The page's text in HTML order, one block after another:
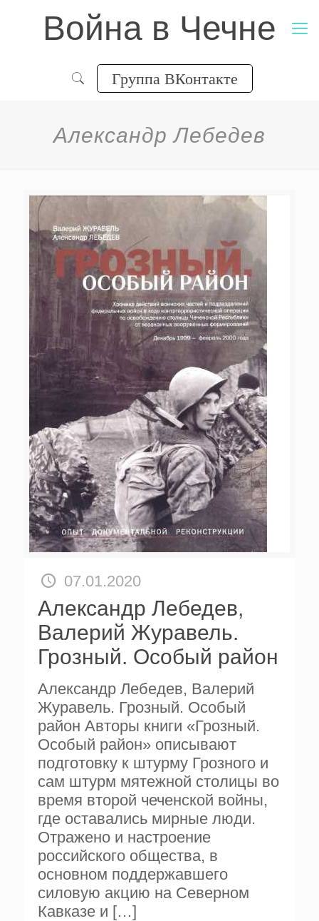
Война в Чечне
Группа ВКонтакте
Александр Лебедев
07.01.2020
Александр Лебедев,
Валерий Журавель.
Грозный. Особый район
Александр Лебедев, Валерий
Журавель. Грозный. Особый
район Авторы книги «Грозный.
Особый район» описывают
подготовку к штурму Грозного и
сам штурм мятежной столицы во
время второй чеченской войны,
где оставались мирные люди.
Отражено и настроение
российского общества, в
основном поддержавшего
силовую акцию на Северном
Кавказе и […]